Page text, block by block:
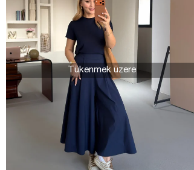
Tükenmek üzere